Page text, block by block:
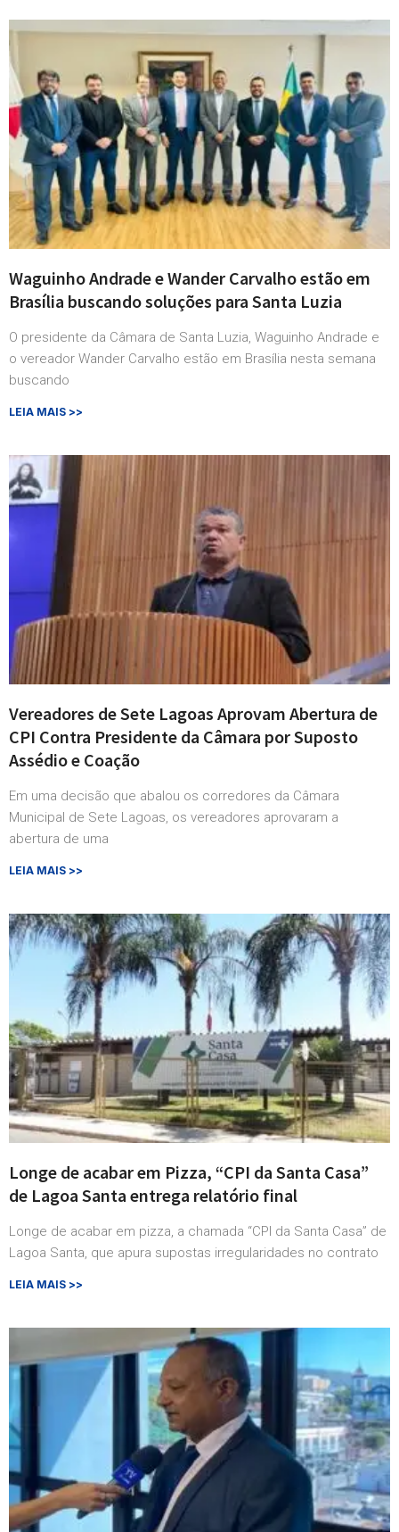
Waguinho Andrade e Wander Carvalho estão em
Brasília buscando soluções para Santa Luzia
O presidente da Câmara de Santa Luzia, Waguinho Andrade e
o vereador Wander Carvalho estão em Brasília nesta semana
buscando
LEIA MAIS >>
Vereadores de Sete Lagoas Aprovam Abertura de
CPI Contra Presidente da Câmara por Suposto
Assédio e Coação
Em uma decisão que abalou os corredores da Câmara
Municipal de Sete Lagoas, os vereadores aprovaram a
abertura de uma
LEIA MAIS >>
Longe de acabar em Pizza, “CPI da Santa Casa”
de Lagoa Santa entrega relatório final
Longe de acabar em pizza, a chamada “CPI da Santa Casa” de
Lagoa Santa, que apura supostas irregularidades no contrato
LEIA MAIS >>